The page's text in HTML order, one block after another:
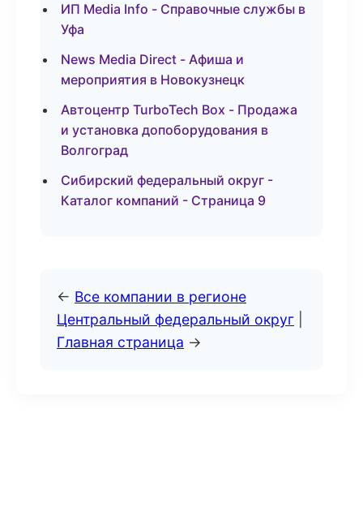
ИП Media Info - Справочные службы в
Уфа
News Media Direct - Афиша и
мероприятия в Новокузнецк
Автоцентр TurboTech Box - Продажа
и установка допоборудования в
Волгоград
Сибирский федеральный округ -
Каталог компаний - Страница 9
← Все компании в регионе
Центральный федеральный округ
Главная страница →